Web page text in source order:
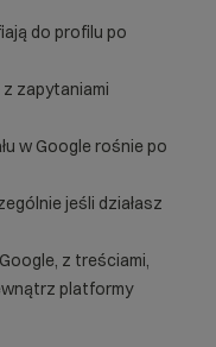
do profilu po
zapytaniami
w Google rośnie po
jeśli działasz
z treściami,
platformy